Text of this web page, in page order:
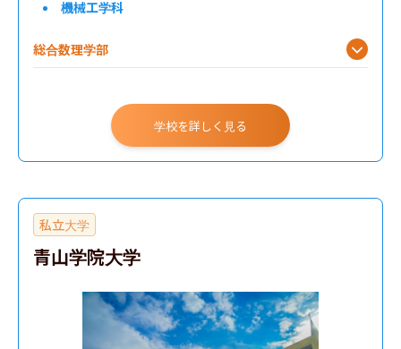
機械工学科
総合数理学部
学校を詳しく見る
私立大学
青山学院大学